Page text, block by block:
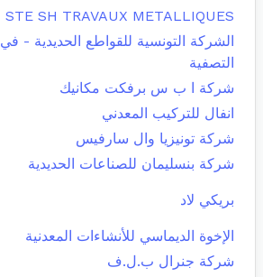
STE SH TRAVAUX METALLIQUES
الشركة التونسية للقواطع الحديدية - في
التصفية
شركة ا ب س برفكت مكانيك
انفال للتركيب المعدني
شركة تونيزيا وال سارفيس
شركة بنسليمان للصناعات الحديدية
بريكي لاد
الإخوة الديماسي للأنشاءات المعدنية
شركة جنرال ب.ل.ف